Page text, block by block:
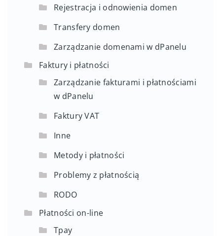
Rejestracja i odnowienia domen
Transfery domen
Zarządzanie domenami w dPanelu
Faktury i płatności
Zarządzanie fakturami i płatnościami
w dPanelu
Faktury VAT
Inne
Metody i płatności
Problemy z płatnością
RODO
Płatności on-line
Tpay